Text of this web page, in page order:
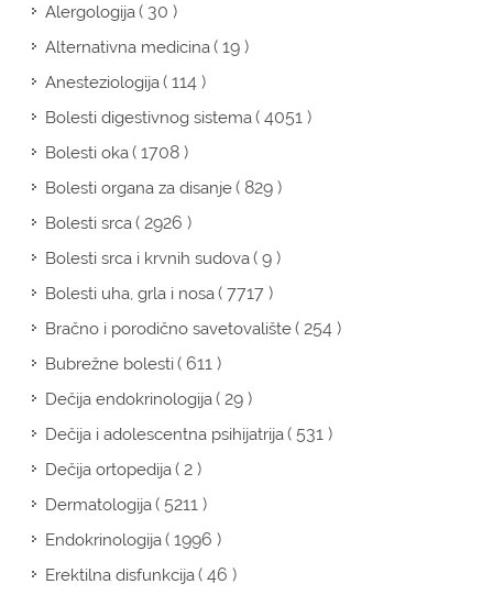
Alergologija( 30 )
Alternativna medicina( 19 )
Anesteziologija( 114 )
Bolesti digestivnog sistema( 4051 )
Bolesti oka( 1708 )
Bolesti organa za disanje( 829 )
Bolesti srca( 2926 )
Bolesti srca i krvnih sudova( 9 )
Bolesti uha, grla i nosa( 7717 )
Bračno i porodično savetovalište( 254 )
Bubrežne bolesti( 611 )
Dečija endokrinologija( 29 )
Dečija i adolescentna psihijatrija( 531 )
Dečija ortopedija( 2 )
Dermatologija( 5211 )
Endokrinologija( 1996 )
Erektilna disfunkcija( 46 )